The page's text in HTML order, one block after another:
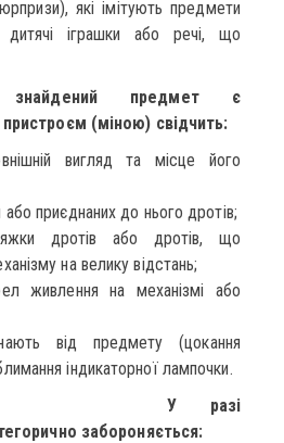
які імітують предмети
дитячі іграшки або речі, що
предмет є
(міною) свідчить:
вигляд та місце його
або приєднаних до нього дротів;
дротів або дротів, що
на велику відстань;
живлення на механізмі або
від предмету (цокання
індикаторної лампочки.
У разі
забороняється: